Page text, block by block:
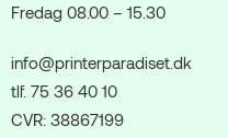
Fredag 08.00 – 15.30
info@printerparadiset.dk
tlf. 75 36 40 10
CVR: 38867199